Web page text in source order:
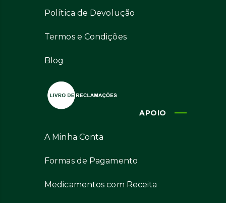
Política de Devolução
Termos e Condições
Blog
APOIO
A Minha Conta
Formas de Pagamento
Medicamentos com Receita